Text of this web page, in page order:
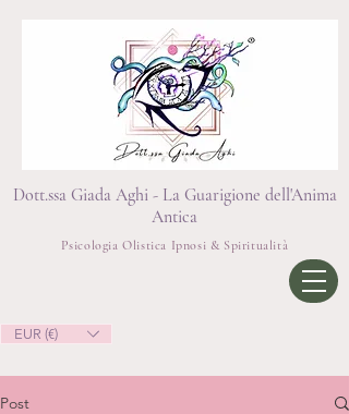
Dott.ssa Giada Aghi - La Guarigione dell'Anima
Antica
Psicologia Olistica Ipnosi & Spiritualità
EUR (€)
Post